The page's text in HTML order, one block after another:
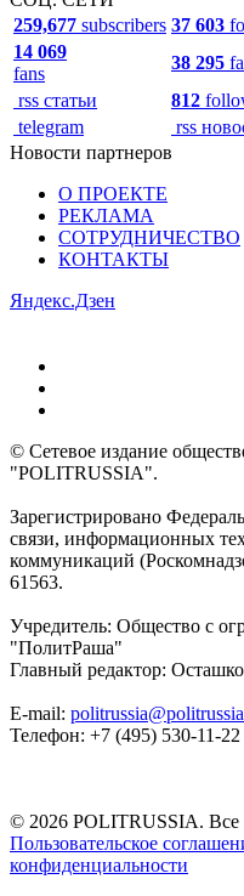
259,677 subscribers 37 603
14 069
fans
38 295
rss статьи
812
telegram
rss
Новости партнеров
О ПРОЕКТЕ
РЕКЛАМА
СОТРУДНИЧЕСТВО
КОНТАКТЫ
Яндекс.Дзен
© Сетевое издание
"POLITRUSSIA".
Зарегистрировано
связи, информационных
коммуникаций
61563.
Учредитель: Общество с
"ПолитРаша"
Главный редактор:
E-mail:
Телефон: +7 (495) 530-11-22
© 2026 POLITRUSSIA.
Пользовательское
конфиденциальности